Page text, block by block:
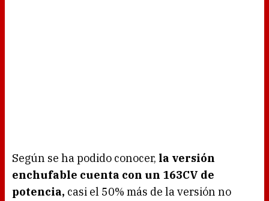
Según se ha podido conocer, la versión
enchufable cuenta con un 163CV de
potencia, casi el 50% más de la versión no